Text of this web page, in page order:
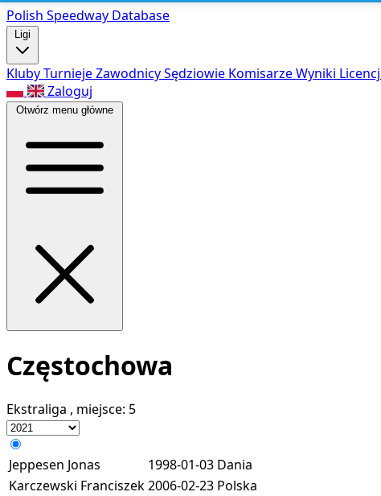
Polish Speedway Database
Ligi
KlubyTurniejeZawodnicySędziowie KomisarzeWyniki
Zaloguj
Otwórz menu główne
Częstochowa
Ekstraliga , miejsce: 5
Jeppesen Jonas 1998-01-03 Dania
Karczewski Franciszek2006-02-23 Polska